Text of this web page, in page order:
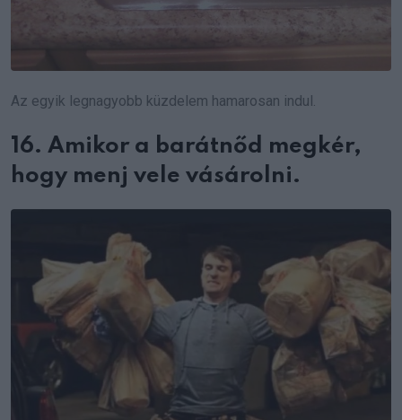
Az egyik legnagyobb küzdelem hamarosan indul.
16. Amikor a barátnőd megkér,
hogy menj vele vásárolni.